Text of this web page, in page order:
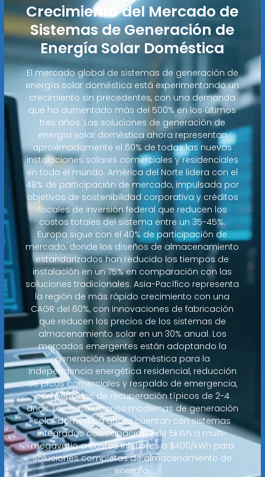
Crecimiento del Mercado de
Sistemas de Generación de
Energía Solar Doméstica
El mercado global de sistemas de generación de
energía solar doméstica está experimentando un
crecimiento sin precedentes, con una demanda
que ha aumentado más del 500% en los últimos
tres años. Las soluciones de generación de
energía solar doméstica ahora representan
aproximadamente el 60% de todas las nuevas
instalaciones solares comerciales y residenciales
en todo el mundo. América del Norte lidera con el
48% de participación de mercado, impulsada por
objetivos de sostenibilidad corporativa y créditos
fiscales de inversión federal que reducen los
costos totales del sistema entre un 35-45%.
Europa sigue con el 40% de participación de
mercado, donde los diseños de almacenamiento
estandarizados han reducido los tiempos de
instalación en un 75% en comparación con las
soluciones tradicionales. Asia-Pacífico representa
la región de más rápido crecimiento con una
CAGR del 60%, con innovaciones de fabricación
que reducen los precios de los sistemas de
almacenamiento solar en un 30% anual. Los
mercados emergentes están adoptando la
generación solar doméstica para la
independencia energética residencial, reducción
de picos comerciales y respaldo de emergencia,
con períodos de recuperación típicos de 2-4
años. Las instalaciones modernas de generación
solar doméstica ahora cuentan con sistemas
integrados con capacidad de 5kWh a multi-
megavatio a costos inferiores a $400/kWh para
soluciones completas de almacenamiento de
energía.